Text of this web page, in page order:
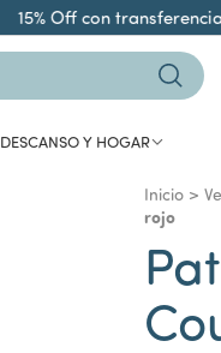
15% Off con transferencia
DESCANSO Y HOGAR
Inicio >
rojo